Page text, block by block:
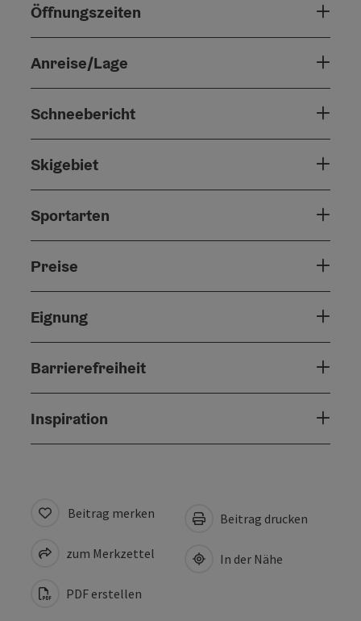
Öffnungszeiten
Anreise/Lage
Schneebericht
Skigebiet
Sportarten
Preise
Eignung
Barrierefreiheit
Inspiration
Beitrag merken
zum Merkzettel
PDF erstellen
Beitrag drucken
In der Nähe